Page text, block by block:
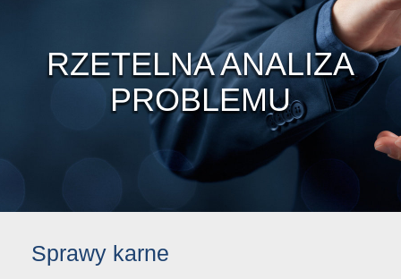
RZETELNA ANALIZA
PROBLEMU
Sprawy karne